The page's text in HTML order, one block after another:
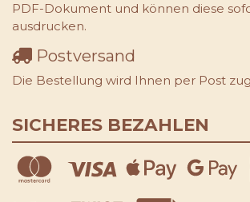
PDF-Dokument und können diese
ausdrucken.
Postversand
Die Bestellung wird Ihnen per Post
SICHERES BEZAHLEN